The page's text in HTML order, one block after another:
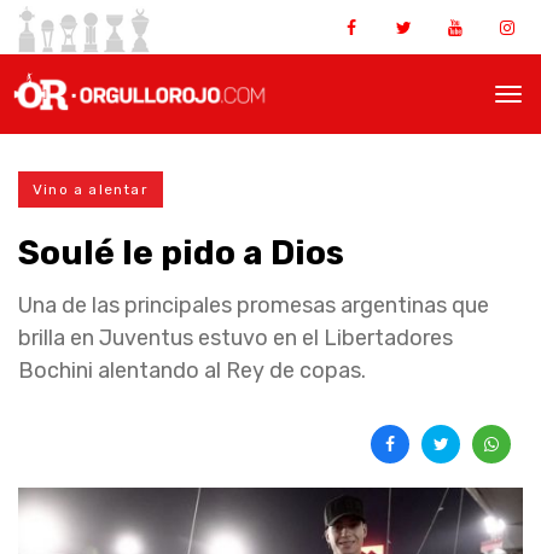
Vino a alentar
Soulé le pido a Dios
Una de las principales promesas argentinas que
brilla en Juventus estuvo en el Libertadores
Bochini alentando al Rey de copas.